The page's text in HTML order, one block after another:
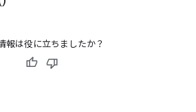
報は役に立ちましたか？